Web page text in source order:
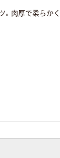
肉厚で柔らか